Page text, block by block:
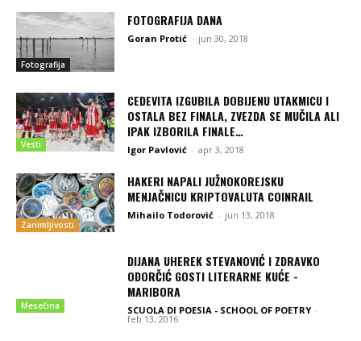
Fotografija
FOTOGRAFIJA DANA
Goran Protić - jun 30, 2018
Vesti
CEDEVITA IZGUBILA DOBIJENU UTAKMICU I
OSTALA BEZ FINALA, ZVEZDA SE MUČILA ALI
IPAK IZBORILA FINALE…
Igor Pavlović - apr 3, 2018
Zanimljivosti
HAKERI NAPALI JUŽNOKOREJSKU
MENJAČNICU KRIPTOVALUTA COINRAIL
Mihailo Todorović - jun 13, 2018
Mesečina
DIJANA UHEREK STEVANOVIĆ I ZDRAVKO
ODORČIĆ GOSTI LITERARNE KUĆE -
MARIBORA
SCUOLA DI POESIA - SCHOOL OF POETRY -
feb 13, 2016